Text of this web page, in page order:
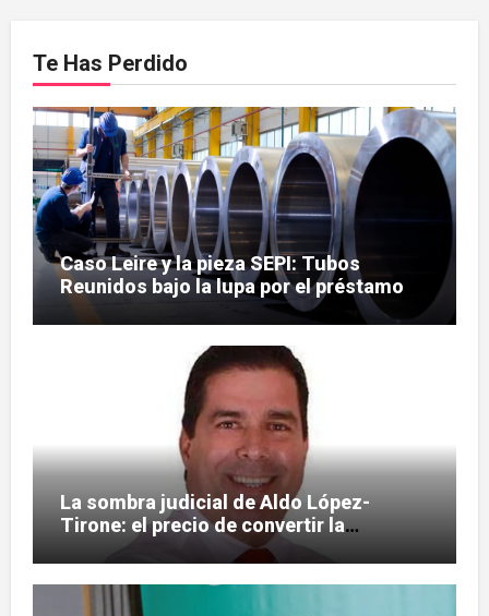
Te Has Perdido
Caso Leire y la pieza SEPI: Tubos
Reunidos bajo la lupa por el préstamo
de 112,8 millones
La sombra judicial de Aldo López-
Tirone: el precio de convertir la
comunicación en arma